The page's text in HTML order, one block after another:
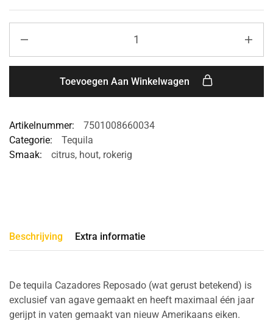
Toevoegen Aan Winkelwagen
Artikelnummer:
7501008660034
Categorie:
Tequila
Smaak:
citrus, hout, rokerig
Beschrijving Extra informatie
De tequila Cazadores Reposado (wat gerust betekend) is
exclusief van agave gemaakt en heeft maximaal één jaar
gerijpt in vaten gemaakt van nieuw Amerikaans eiken.